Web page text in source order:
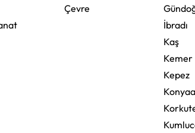
Çevre
İbradı
Kaş
Kemer
Kepez